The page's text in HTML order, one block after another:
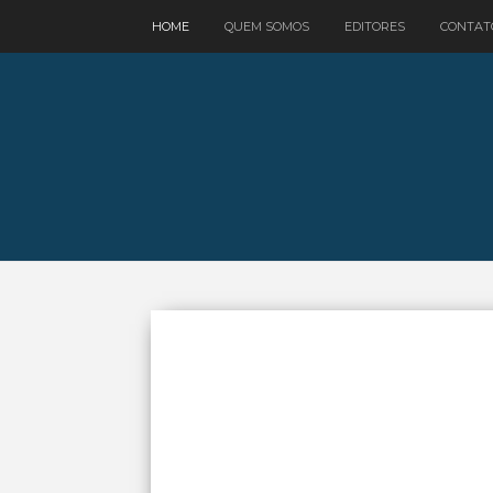
HOME QUEM SOMOS EDITORES